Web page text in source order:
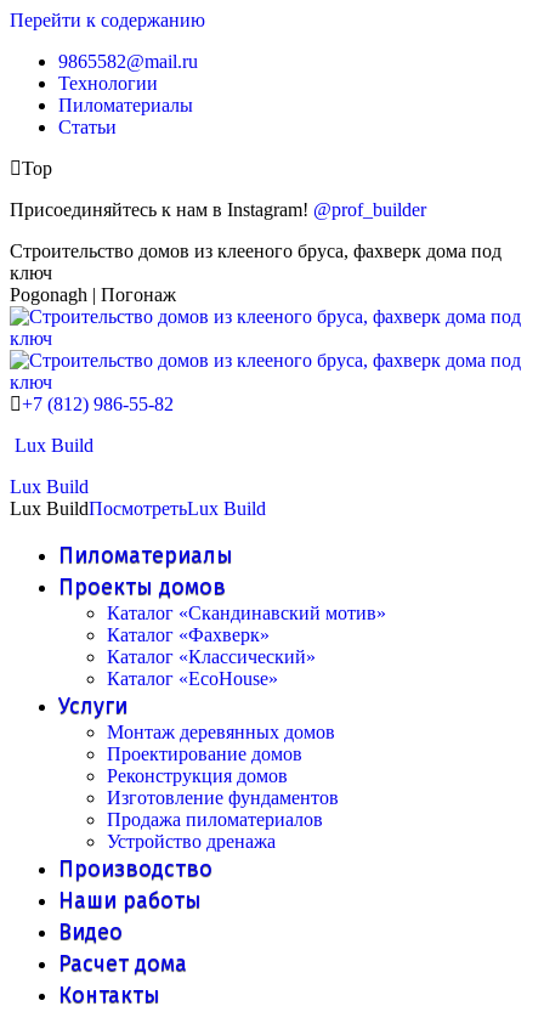
Перейти к содержанию
9865582@mail.ru
Технологии
Пиломатериалы
Статьи
Top
Присоединяйтесь к нам в Instagram! @prof_builder
Строительство домов из клееного бруса, фахверк дома под
ключ
Pogonagh | Погонаж
+7 (812) 986-55-82
Lux Build
Lux Build
Lux BuildПосмотретьLux Build
Пиломатериалы
Проекты домов
Каталог «Скандинавский мотив»
Каталог «Фахверк»
Каталог «Классический»
Каталог «EcoHouse»
Услуги
Монтаж деревянных домов
Проектирование домов
Реконструкция домов
Изготовление фундаментов
Продажа пиломатериалов
Устройство дренажа
Производство
Наши работы
Видео
Расчет дома
Контакты